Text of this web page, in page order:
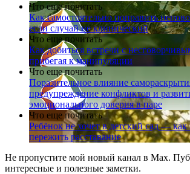
Что еще почитать
Как самостоятельно поправить
если случай не клинический
Что еще почитать
Как добиться встречи с
прибегая к манипуляции
Что еще почитать
Поразительное влияние
предупреждение конфликтов и
эмоционального доверия в паре
Что еще почитать
Ребёнок не хочет в детский сад —
пережить расставание
Не пропустите мой новый канал в Max.
интересные и полезные заметки.